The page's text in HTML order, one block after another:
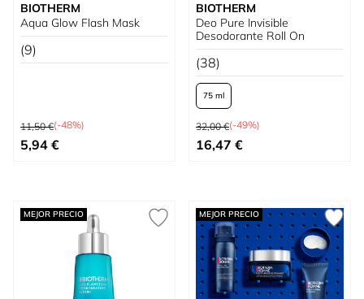
BIOTHERM
Aqua Glow Flash Mask
(9)
Precio habitual
11,50 €(-48%)
Precio especial
5,94 €
BIOTHERM
Deo Pure Invisible
Desodorante Roll On
(38)
75 ml
Precio habitual
32,00 €(-49%)
Tan bajo como
16,47 €
MEJOR PRECIO MEJOR PRECIO